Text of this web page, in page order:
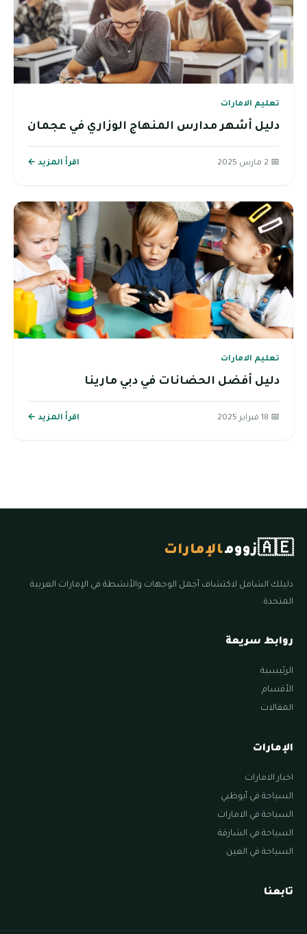
تعليم الامارات
دليل أشهر مدارس المنهاج الوزاري في عجمان
📅 2 مارس 2025 اقرأ المزيد ←
تعليم الامارات
دليل أفضل الحضانات في دبي مارينا
📅 18 فبراير 2025 اقرأ المزيد ←
🇦🇪زوومالإمارات
دليلك الشامل لاكتشاف أجمل الوجهات والأنشطة في الإمارات العربية
المتحدة.
روابط سريعة
الرئيسية
الأقسام
المقالات
الإمارات
اخبار الامارات
السياحة في أبوظبي
السياحة في الامارات
السياحة في الشارقة
السياحة في العين
تابعنا